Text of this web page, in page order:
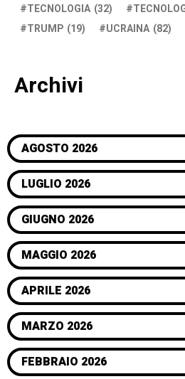
TECNOLOGIA (32)
TRUMP (19) UCRAINA (82)
Archivi
AGOSTO 2026
LUGLIO 2026
GIUGNO 2026
MAGGIO 2026
APRILE 2026
MARZO 2026
FEBBRAIO 2026